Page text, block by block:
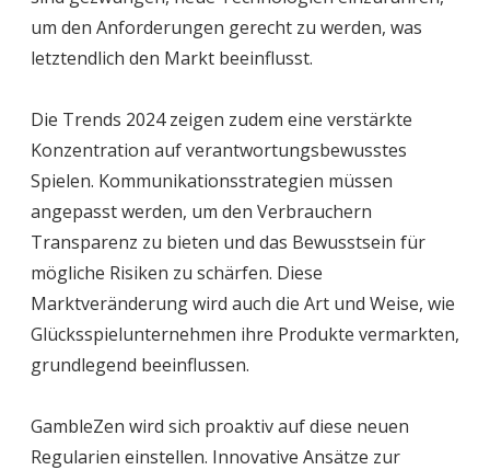
um den Anforderungen gerecht zu werden, was
letztendlich den Markt beeinflusst.
Die Trends 2024 zeigen zudem eine verstärkte
Konzentration auf verantwortungsbewusstes
Spielen. Kommunikationsstrategien müssen
angepasst werden, um den Verbrauchern
Transparenz zu bieten und das Bewusstsein für
mögliche Risiken zu schärfen. Diese
Marktveränderung wird auch die Art und Weise, wie
Glücksspielunternehmen ihre Produkte vermarkten,
grundlegend beeinflussen.
GambleZen wird sich proaktiv auf diese neuen
Regularien einstellen. Innovative Ansätze zur